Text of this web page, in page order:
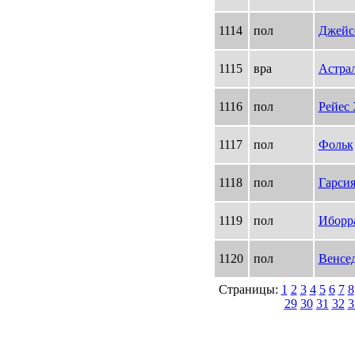
1114 пол
1115 вра
1116 пол
1117 пол Фольк
1118 пол
1119 пол
1120 пол
Страницы: 1 2 3 4 5 6 7 8
29 30 31 32